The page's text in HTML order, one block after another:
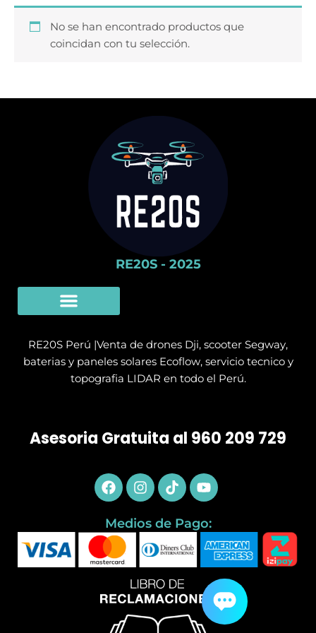
No se han encontrado productos que
coincidan con tu selección.
RE20S - 2025
RE20S Perú |Venta de drones Dji, scooter Segway,
baterias y paneles solares Ecoflow, servicio tecnico y
topografia LIDAR en todo el Perú.
Asesoria Gratuita al 960 209 729
Facebook
Instagram
TiktokYoutube
Medios de Pago: